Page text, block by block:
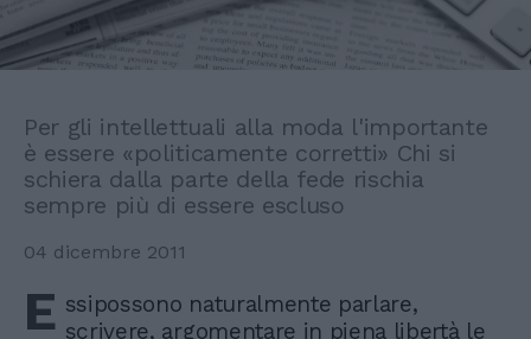
Per gli intellettuali alla moda l'importante
è essere «politicamente corretti» Chi si
schiera dalla parte della fede rischia
sempre più di essere escluso
04 dicembre 2011
E ssipossono naturalmente parlare,
scrivere, argomentare in piena libertà le